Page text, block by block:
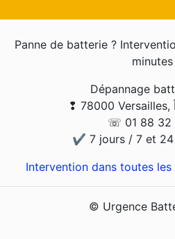
Panne de batterie ?
Dépannage
❢ 78000 Versailles,
☏ 01 88 32
✔ 7 jours / 7 et 24
Intervention dans toutes
© Urgence